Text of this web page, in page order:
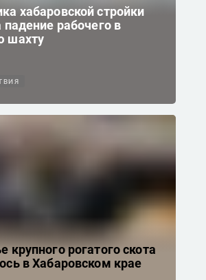
хабаровской стройки
падение рабочего в
шахту
крупного рогатого скота
в Хабаровском крае